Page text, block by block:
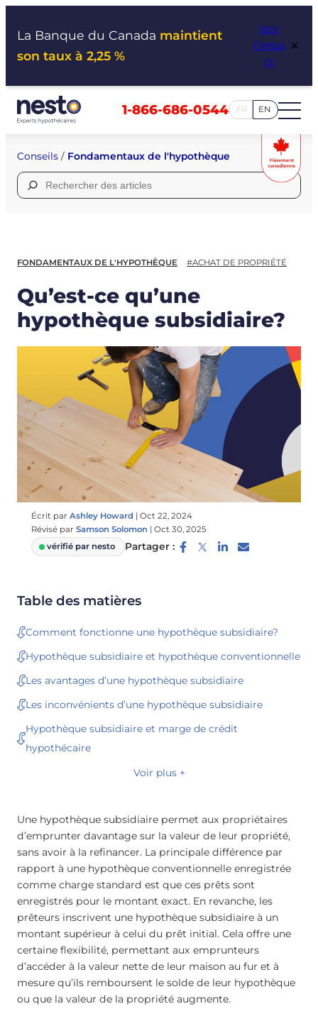
La Banque du Canada maintient
son taux à 2,25 %
Voir
l’impa
ct
×
1-866-686-0544 FR EN
Conseils / Fondamentaux de l'hypothèque
Rechercher :
FONDAMENTAUX DE L'HYPOTHÈQUE #ACHAT DE PROPRIÉTÉ
Qu’est-ce qu’une
hypothèque subsidiaire?
Écrit par Ashley Howard | Oct 22, 2024
Révisé par Samson Solomon | Oct 30, 2025
vérifié par nesto
Partager :
Table des matières
Comment fonctionne une hypothèque subsidiaire?
Hypothèque subsidiaire et hypothèque conventionnelle
Les avantages d’une hypothèque subsidiaire
Les inconvénients d’une hypothèque subsidiaire
Hypothèque subsidiaire et marge de crédit
hypothécaire
Voir plus +
Une hypothèque subsidiaire permet aux propriétaires
d’emprunter davantage sur la valeur de leur propriété,
sans avoir à la refinancer. La principale différence par
rapport à une hypothèque conventionnelle enregistrée
comme charge standard est que ces prêts sont
enregistrés pour le montant exact. En revanche, les
prêteurs inscrivent une hypothèque subsidiaire à un
montant supérieur à celui du prêt initial. Cela offre une
certaine flexibilité, permettant aux emprunteurs
d’accéder à la valeur nette de leur maison au fur et à
mesure qu’ils remboursent le solde de leur hypothèque
ou que la valeur de la propriété augmente.